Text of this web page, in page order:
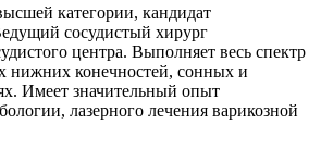
категории, кандидат
сосудистый хирург
центра. Выполняет весь спектр
нижних конечностей, сонных и
Имеет значительный опыт
лазерного лечения варикозной